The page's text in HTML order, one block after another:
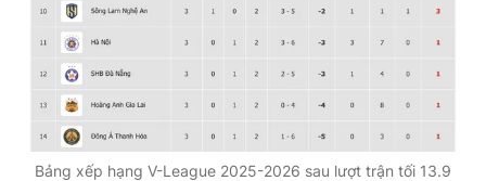
Bảng xếp hạng V-League 2025-2026 sau lượt trận tối 13.9